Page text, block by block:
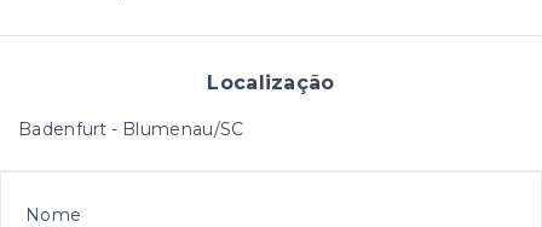
Localização
Badenfurt - Blumenau/SC
Nome